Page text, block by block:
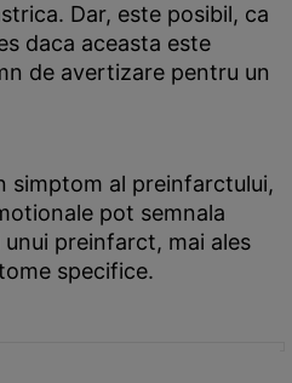
Dar, este posibil, ca
daca aceasta este
de avertizare pentru un
simptom al preinfarctului,
pot semnala
preinfarct, mai ales
specifice.